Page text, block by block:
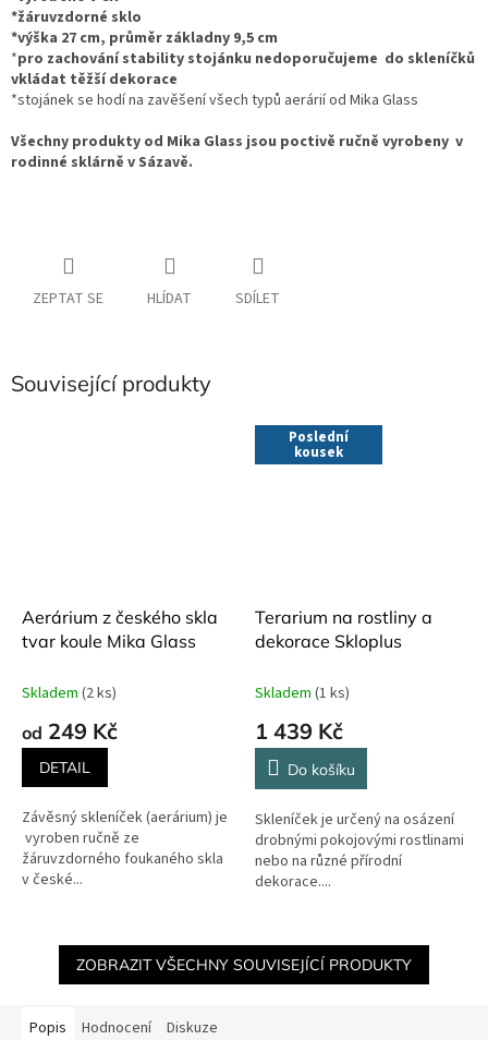
*žáruvzdorné sklo
*výška 27 cm, průměr základny 9,5 cm
*pro zachování stability stojánku nedoporučujeme do skleníčků
vkládat těžší dekorace
*stojánek se hodí na zavěšení všech typů aerárií od Mika Glass
Všechny produkty od Mika Glass jsou poctivě ručně vyrobeny v
rodinné sklárně v Sázavě.
ZEPTAT SE HLÍDAT SDÍLET
Související produkty
Aerárium z českého skla
tvar koule Mika Glass
Skladem (2 ks)
od 249 Kč
DETAIL
Závěsný skleníček (aerárium) je
vyroben ručně ze
žáruvzdorného foukaného skla
v české...
Poslední
kousek
Terarium na rostliny a
dekorace Skloplus
Skladem (1 ks)
1 439 Kč
Do košíku
Skleníček je určený na osázení
drobnými pokojovými rostlinami
nebo na různé přírodní
dekorace....
ZOBRAZIT VŠECHNY SOUVISEJÍCÍ PRODUKTY
Popis Hodnocení Diskuze